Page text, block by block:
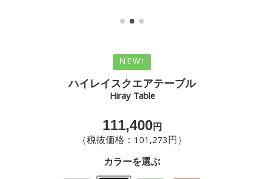
NEW!
ハイレイスクエアテーブル
Hiray Table
111,400円
（税抜価格：101,273円）
カラーを選ぶ